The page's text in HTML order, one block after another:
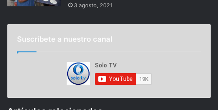
3 agosto, 2021
Suscríbete a nuestro canal